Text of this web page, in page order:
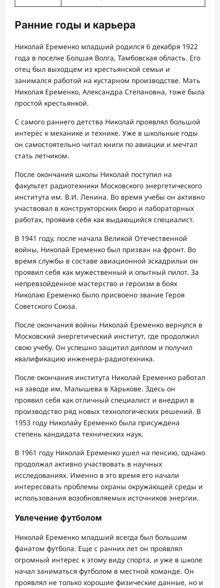
Ранние годы и карьера
Николай Еременко младший родился 6 декабря 1922
года в поселке Болшая Волга, Тамбовская область. Его
отец был выходцем из крестьянской семьи и
занимался работой на кустарном производстве. Мать
Николая Еременко, Александра Степановна, тоже была
простой крестьянкой.
С самого раннего детства Николай проявлял большой
интерес к механике и технике. Уже в школьные годы
он самостоятельно читал книги по авиации и мечтал
стать летчиком.
После окончания школы Николай поступил на
факультет радиотехники Московского энергетического
института им. В.И. Ленина. Во время учебы он активно
участвовал в конструкторских бюро и лабораторных
работах, проявив себя как выдающийся специалист.
В 1941 году, после начала Великой Отечественной
войны, Николай Еременко был призван на фронт. Во
время службы в составе авиационной эскадрильи он
проявил себя как мужественный и опытный пилот. За
непревзойденное мастерство и героизм в боях
Николаю Еременко было присвоено звание Героя
Советского Союза.
После окончания войны Николай Еременко вернулся в
Московский энергетический институт, где продолжил
свою учебу. Он успешно защитил диплом и получил
квалификацию инженера-радиотехника.
После окончания института Николай Еременко работал
на заводе им. Малышева в Харькове. Здесь он
проявил себя как отличный специалист и внедрил в
производство ряд новых технологических решений. В
1953 году Николайу Еременко была присуждена
степень кандидата технических наук.
В 1961 году Николай Еременко ушел на пенсию, однако
продолжал активно участвовать в научных
исследованиях. Именно в это время его начали
интересовать проблемы охраны окружающей среды и
использования возобновляемых источников энергии.
Увлечение футболом
Николай Еременко младший всегда был большим
фанатом футбола. Еще с ранних лет он проявлял
огромный интерес к этому виду спорта, и уже в школе
начал заниматься футболом в местной команде. Он
проявлял не только хорошие физические данные, но и